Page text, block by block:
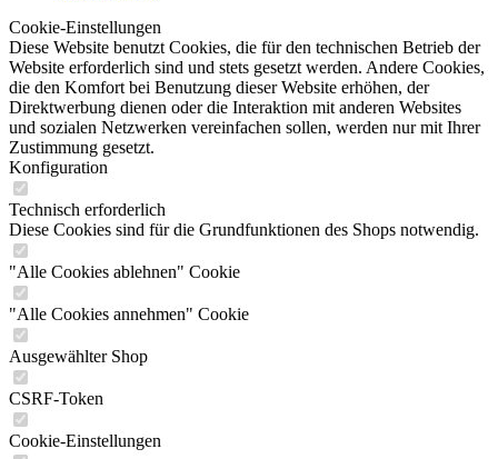
Cookie-Einstellungen
Diese Website benutzt Cookies, die für den technischen Betrieb der
Website erforderlich sind und stets gesetzt werden. Andere Cookies,
die den Komfort bei Benutzung dieser Website erhöhen, der
Direktwerbung dienen oder die Interaktion mit anderen Websites
und sozialen Netzwerken vereinfachen sollen, werden nur mit Ihrer
Zustimmung gesetzt.
Konfiguration
Technisch erforderlich
Diese Cookies sind für die Grundfunktionen des Shops notwendig.
"Alle Cookies ablehnen" Cookie
"Alle Cookies annehmen" Cookie
Ausgewählter Shop
CSRF-Token
Cookie-Einstellungen